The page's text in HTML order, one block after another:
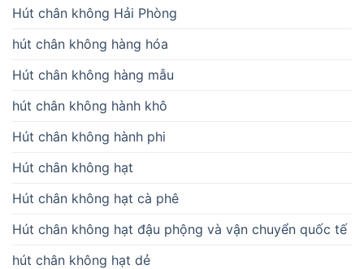
Hút chân không Hải Phòng
hút chân không hàng hóa
Hút chân không hàng mẫu
hút chân không hành khô
Hút chân không hành phi
Hút chân không hạt
Hút chân không hạt cà phê
Hút chân không hạt đậu phộng và vận chuyển quốc tế
hút chân không hạt dẻ